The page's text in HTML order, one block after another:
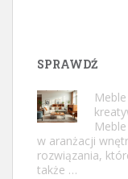
SPRAWDŹ
w aranżacji
rozwiązania,
także …